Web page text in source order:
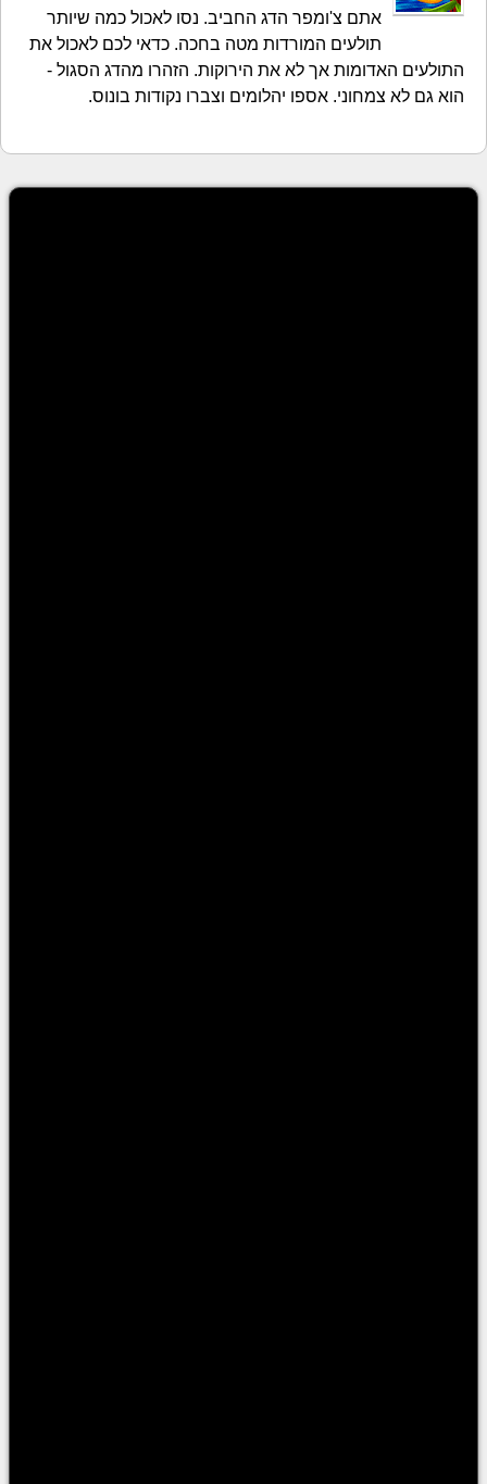
אתם צ'ומפר הדג החביב. נסו לאכול כמה שיותר
תולעים המורדות מטה בחכה. כדאי לכם לאכול את
התולעים האדומות אך לא את הירוקות. הזהרו מהדג הסגול -
הוא גם לא צמחוני. אספו יהלומים וצברו נקודות בונוס.